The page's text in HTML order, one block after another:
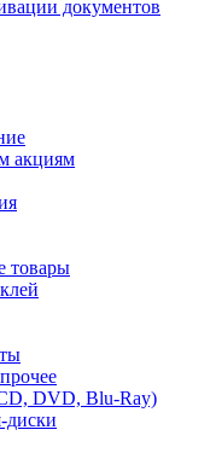
документов
акциям
товары
DVD, Blu-Ray)
диски